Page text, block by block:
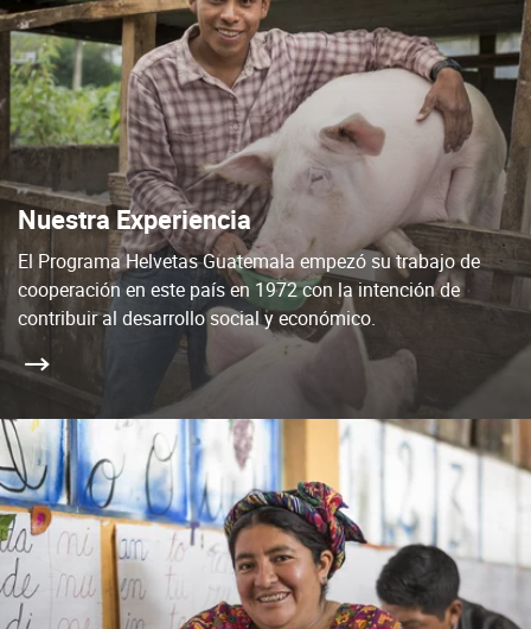
Nuestra Experiencia
El Programa Helvetas Guatemala empezó su trabajo de
cooperación en este país en 1972 con la intención de
contribuir al desarrollo social y económico.